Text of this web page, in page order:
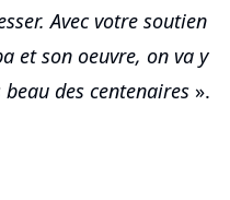
Avec votre soutien
et son oeuvre, on va y
des centenaires ».